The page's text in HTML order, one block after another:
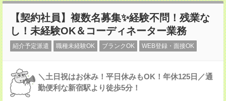
【契約社員】複数名募集✨経験不問！残業な
し！未経験OK＆コーディネーター業務
紹介予定派遣 職種未経験OK ブランクOK WEB登録・面接OK
＼土日祝はお休み！平日休みもOK！年休125日／通
勤便利な新宿駅より徒歩5分！